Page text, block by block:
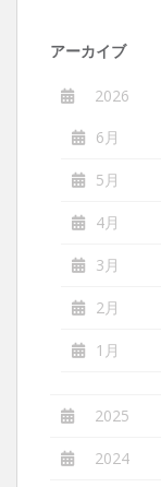
アーカイブ
2026
6月
5月
4月
3月
2月
1月
2025
2024